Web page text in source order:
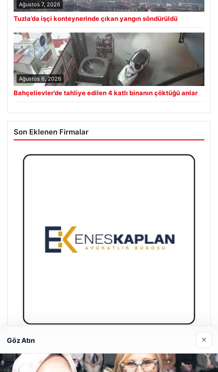
Ağustos 7, 2026
Tuzla’da işçi konteynerinde çıkan yangın söndürüldü
Ağustos 6, 2026
Bahçelievler’de tahliye edilen 4 katlı binanın çöktüğü anlar
Son Eklenen Firmalar
Enes Kaplan Avukatlık Bürosu
Nisan 28, 2026
Göz Atın ×